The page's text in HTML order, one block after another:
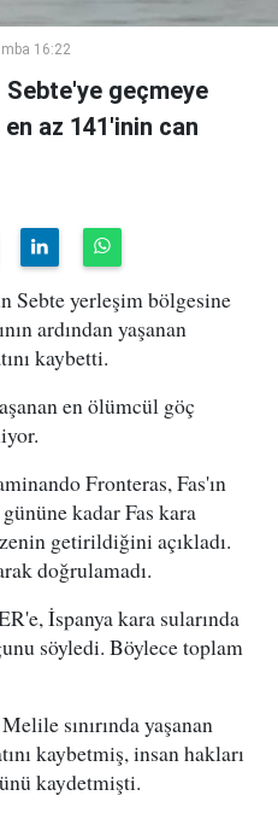
16:22
geçmeye
az 141'inin can
Sebte yerleşim bölgesine
ardından yaşanan
kaybetti.
en ölümcül göç
Fronteras, Fas'ın
kadar Fas kara
getirildiğini açıkladı.
doğrulamadı.
İspanya kara sularında
söyledi. Böylece toplam
sınırında yaşanan
kaybetmiş, insan hakları
kaydetmişti.